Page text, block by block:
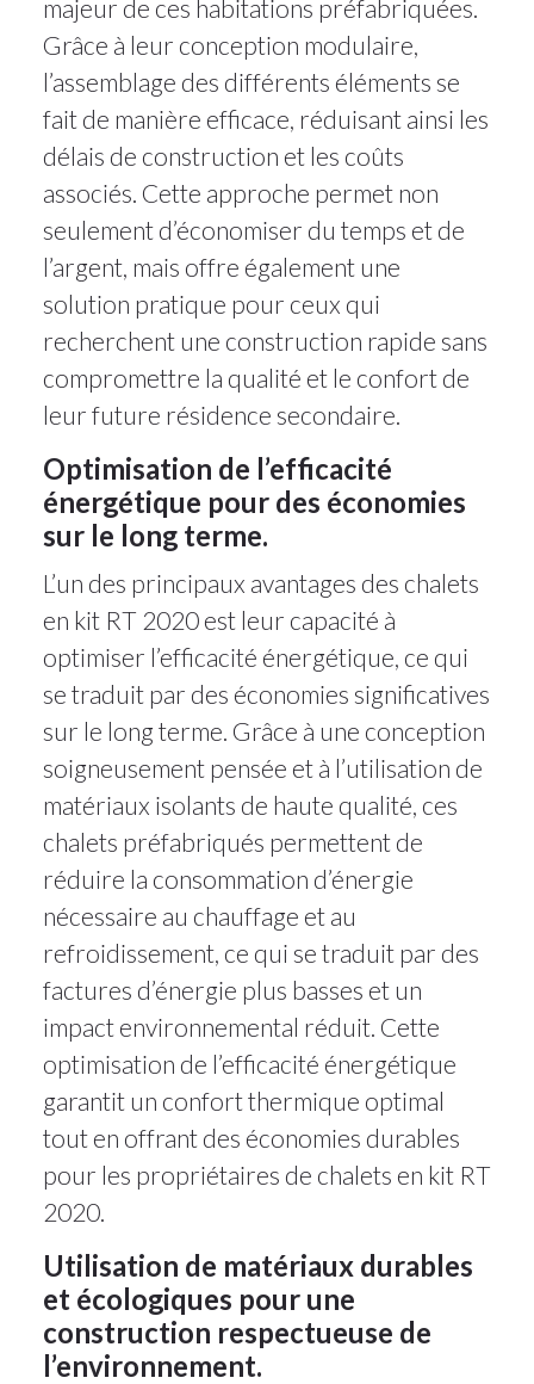
majeur de ces habitations préfabriquées.
Grâce à leur conception modulaire,
l’assemblage des différents éléments se
fait de manière efficace, réduisant ainsi les
délais de construction et les coûts
associés. Cette approche permet non
seulement d’économiser du temps et de
l’argent, mais offre également une
solution pratique pour ceux qui
recherchent une construction rapide sans
compromettre la qualité et le confort de
leur future résidence secondaire.
Optimisation de l’efficacité
énergétique pour des économies
sur le long terme.
L’un des principaux avantages des chalets
en kit RT 2020 est leur capacité à
optimiser l’efficacité énergétique, ce qui
se traduit par des économies significatives
sur le long terme. Grâce à une conception
soigneusement pensée et à l’utilisation de
matériaux isolants de haute qualité, ces
chalets préfabriqués permettent de
réduire la consommation d’énergie
nécessaire au chauffage et au
refroidissement, ce qui se traduit par des
factures d’énergie plus basses et un
impact environnemental réduit. Cette
optimisation de l’efficacité énergétique
garantit un confort thermique optimal
tout en offrant des économies durables
pour les propriétaires de chalets en kit RT
2020.
Utilisation de matériaux durables
et écologiques pour une
construction respectueuse de
l’environnement.